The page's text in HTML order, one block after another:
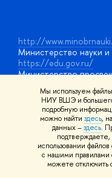
Мы используем
НИУ ВШЭ и большего
подробную
можно найти здесь,
данных –здесь.
использовании
с нашими правилами
можете отключить
http://
Министерство науки
https://edu.gov.ru/
Министерство
https://elearning.hse.ru/
Массовые открытые
© НИУ ВШЭ 1993–2026
использования
Шрифты HSE Sans и HSE